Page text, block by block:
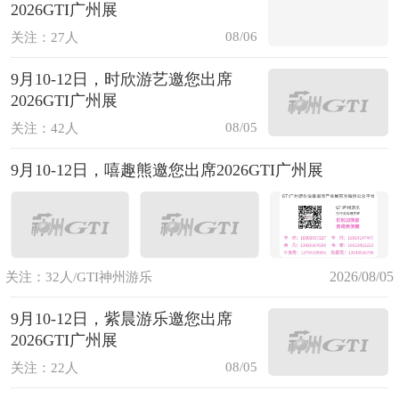
2026GTI广州展
关注：27人 08/06
9月10-12日，时欣游艺邀您出席
2026GTI广州展
关注：42人 08/05
9月10-12日，嘻趣熊邀您出席2026GTI广州展
关注：32人/GTI神州游乐 2026/08/05
9月10-12日，紫晨游乐邀您出席
2026GTI广州展
关注：22人 08/05